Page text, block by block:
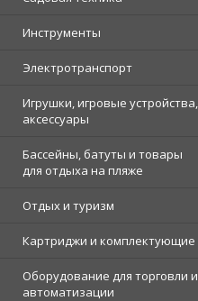
Инструменты
Электротранспорт
Игрушки, игровые устройства,
аксессуары
Бассейны, батуты и товары
для отдыха на пляже
Отдых и туризм
Картриджи и комплектующие
Оборудование для торговли и
автоматизации